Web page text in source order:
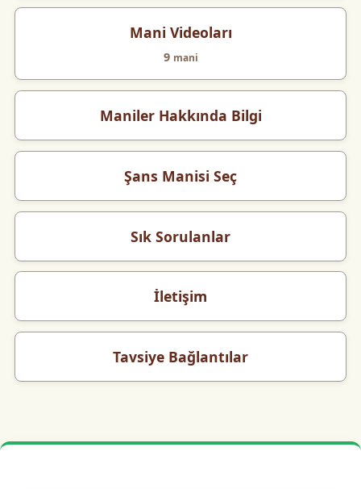
Mani Videoları
9 mani
Maniler Hakkında Bilgi
Şans Manisi Seç
Sık Sorulanlar
İletişim
Tavsiye Bağlantılar